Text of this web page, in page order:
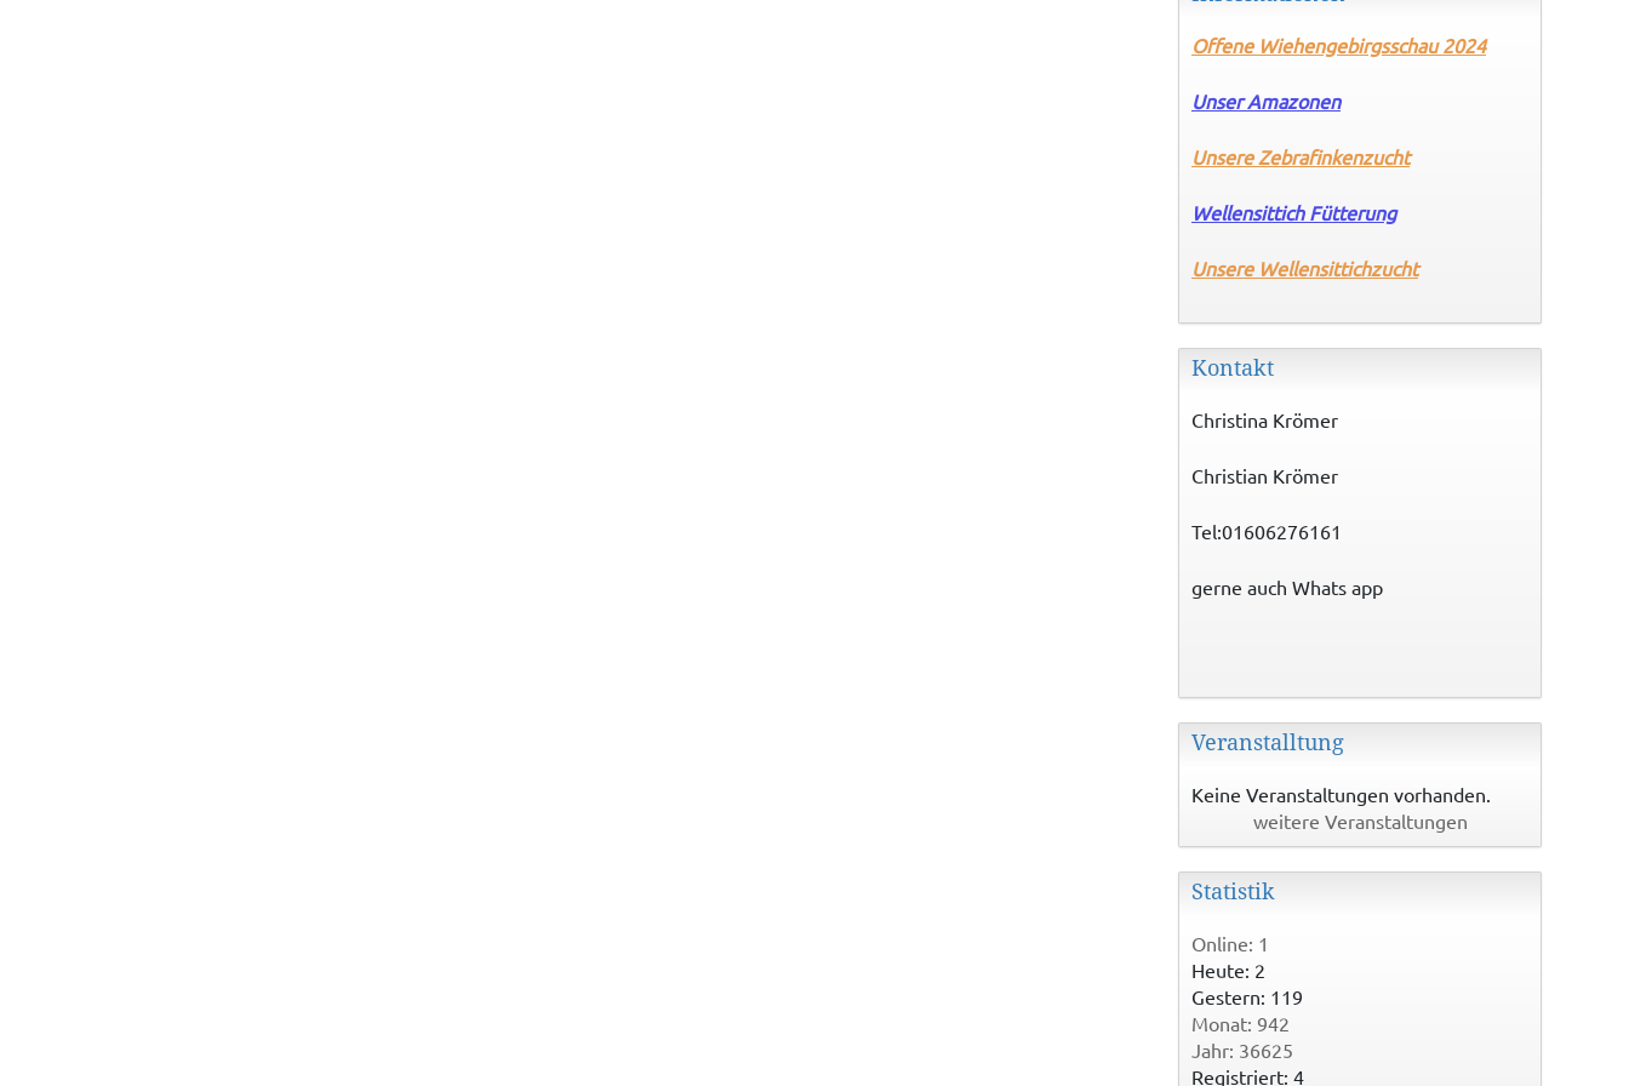
Offene Wiehengebirgsschau 2024
Unser Amazonen
Unsere Zebrafinkenzucht
Wellensittich Fütterung
Unsere Wellensittichzucht
Kontakt
Christina Krömer
Christian Krömer
Tel:01606276161
gerne auch Whats app
Veranstalltung
Keine Veranstaltungen vorhanden.
weitere Veranstaltungen
Statistik
Online: 1
Heute: 2
Gestern: 119
Monat: 942
Jahr: 36625
Registriert: 4